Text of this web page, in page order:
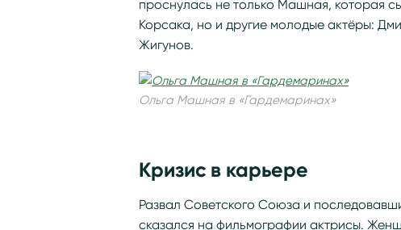
проснулась не только Машная, которая
Корсака, но и другие молодые актёры:
Жигунов.
Ольга Машная в «Гардемаринах»
Кризис в карьере
Развал Советского Союза и
сказался на фильмографии актрисы.